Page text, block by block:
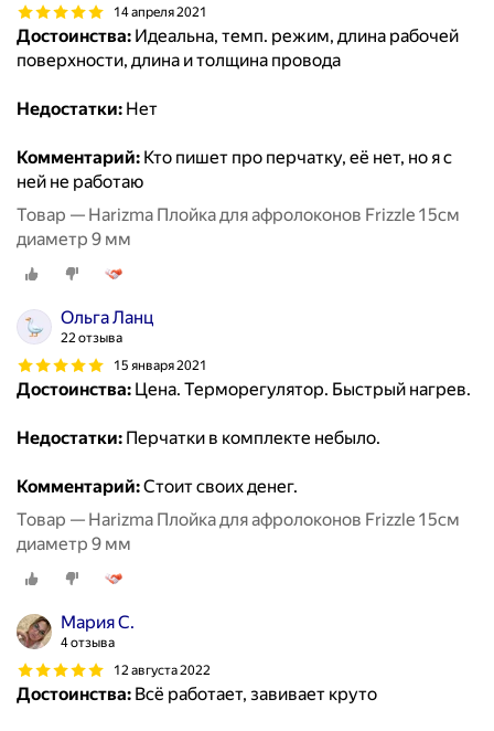
14 апреля 2021
Достоинства: Идеальна, темп. режим, длина рабочей
поверхности, длина и толщина провода
Недостатки: Нет
Комментарий: Кто пишет про перчатку, её нет, но я с
ней не работаю
Товар — Harizma Плойка для афролоконов Frizzle 15см
диаметр 9 мм
Ольга Ланц
22 отзыва
15 января 2021
Достоинства: Цена. Терморегулятор. Быстрый нагрев.
Недостатки: Перчатки в комплекте небыло.
Комментарий:Стоит своих денег.
Товар — Harizma Плойка для афролоконов Frizzle 15см
диаметр 9 мм
Мария С.
4 отзыва
12 августа 2022
Достоинства: Всё работает, завивает круто